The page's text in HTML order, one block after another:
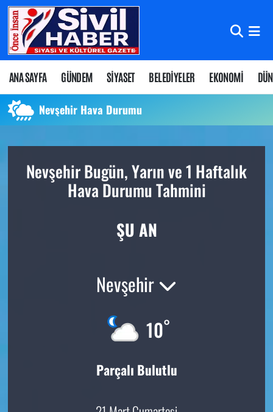
ANA SAYFA GÜNDEM SİYASET BELEDİYELER EKONOMİ
Nevşehir Hava Durumu
Nevşehir Bugün, Yarın ve 1 Haftalık
Hava Durumu Tahmini
ŞU AN
Nevşehir
10°
Parçalı Bulutlu
Nöbetçi Eczaneler
Hava Durumu
Namaz Vakitleri
Süper Lig Puan Durumu ve Fikstür
Tüm Manşetler
Son Dakika Haberleri